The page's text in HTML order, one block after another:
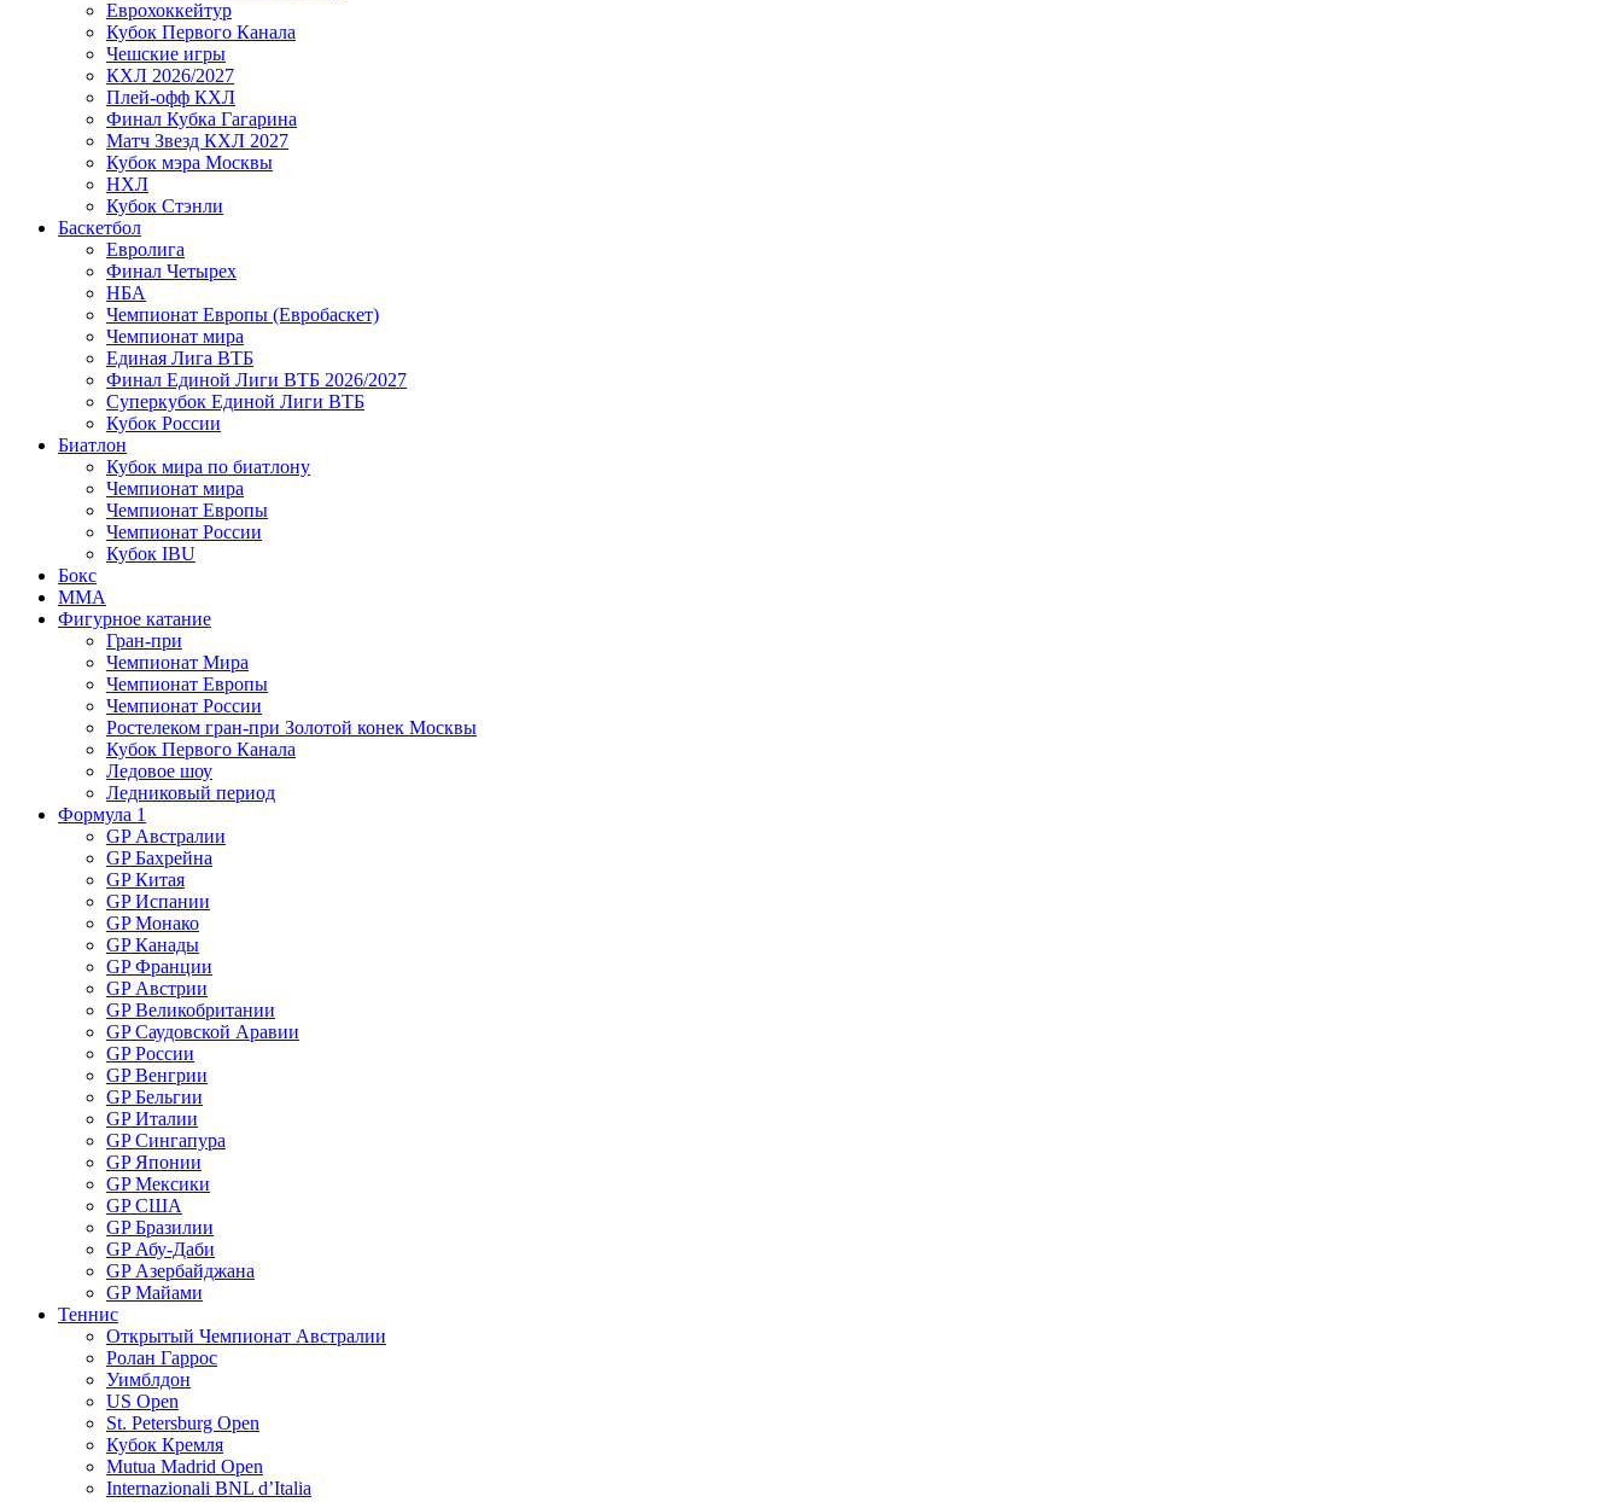
Еврохоккейтур
Кубок Первого Канала
Чешские игры
КХЛ 2026/2027
Плей-офф КХЛ
Финал Кубка Гагарина
Матч Звезд КХЛ 2027
Кубок мэра Москвы
НХЛ
Кубок Стэнли
Баскетбол
Евролига
Финал Четырех
НБА
Чемпионат Европы (Евробаскет)
Чемпионат мира
Единая Лига ВТБ
Финал Единой Лиги ВТБ 2026/2027
Суперкубок Единой Лиги ВТБ
Кубок России
Биатлон
Кубок мира по биатлону
Чемпионат мира
Чемпионат Европы
Чемпионат России
Кубок IBU
Бокс
MMA
Фигурное катание
Гран-при
Чемпионат Мира
Чемпионат Европы
Чемпионат России
Ростелеком гран-при Золотой конек Москвы
Кубок Первого Канала
Ледовое шоу
Ледниковый период
Формула 1
GP Австралии
GP Бахрейна
GP Китая
GP Испании
GP Монако
GP Канады
GP Франции
GP Австрии
GP Великобритании
GP Саудовской Аравии
GP России
GP Венгрии
GP Бельгии
GP Италии
GP Сингапура
GP Японии
GP Мексики
GP США
GP Бразилии
GP Абу-Даби
GP Азербайджана
GP Майами
Теннис
Открытый Чемпионат Австралии
Ролан Гаррос
Уимблдон
US Open
St. Petersburg Open
Кубок Кремля
Mutua Madrid Open
Internazionali BNL d’Italia